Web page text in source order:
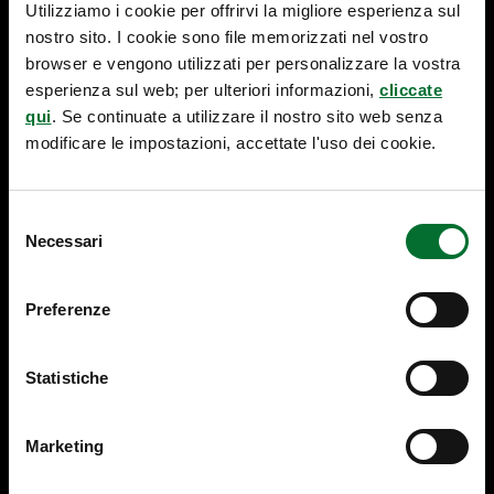
Utilizziamo i cookie per offrirvi la migliore esperienza sul
nostro sito. I cookie sono file memorizzati nel vostro
browser e vengono utilizzati per personalizzare la vostra
esperienza sul web; per ulteriori informazioni, cliccate
qui. Se continuate a utilizzare il nostro sito web senza
modificare le impostazioni, accettate l'uso dei cookie.
delNecessari
Preferenze
Statistiche
Marketing
Una trasformazione sta interessando in modo sempre più
simultanea tecnologica, digitale, organizzativa e
generazionale, che coinvolge ogni realtà del territorio.
L’introduzione dell’intelligenza artificiale, la digitalizzazione
dei processi, l’apertura ai mercati esteri e l’evoluzione di
modificato profondamente il modo di […]
R
I
p
o
m